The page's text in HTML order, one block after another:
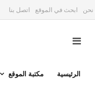
ابحث في الموقع اتصل بنا
الرئيسية مكتبة الموقع